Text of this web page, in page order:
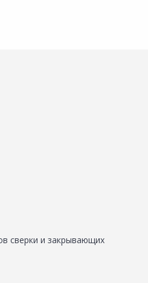
сверки и закрывающих